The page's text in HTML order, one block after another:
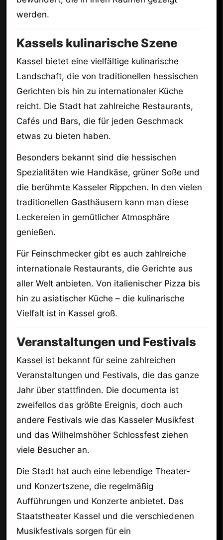
werden.
Kassels kulinarische Szene
Kassel bietet eine vielfältige kulinarische
Landschaft, die von traditionellen hessischen
Gerichten bis hin zu internationaler Küche
reicht. Die Stadt hat zahlreiche Restaurants,
Cafés und Bars, die für jeden Geschmack
etwas zu bieten haben.
Besonders bekannt sind die hessischen
Spezialitäten wie Handkäse, grüner Soße und
die berühmte Kasseler Rippchen. In den vielen
traditionellen Gasthäusern kann man diese
Leckereien in gemütlicher Atmosphäre
genießen.
Für Feinschmecker gibt es auch zahlreiche
internationale Restaurants, die Gerichte aus
aller Welt anbieten. Von italienischer Pizza bis
hin zu asiatischer Küche – die kulinarische
Vielfalt ist in Kassel groß.
Veranstaltungen und Festivals
Kassel ist bekannt für seine zahlreichen
Veranstaltungen und Festivals, die das ganze
Jahr über stattfinden. Die documenta ist
zweifellos das größte Ereignis, doch auch
andere Festivals wie das Kasseler Musikfest
und das Wilhelmshöher Schlossfest ziehen
viele Besucher an.
Die Stadt hat auch eine lebendige Theater-
und Konzertszene, die regelmäßig
Aufführungen und Konzerte anbietet. Das
Staatstheater Kassel und die verschiedenen
Musikfestivals sorgen für ein